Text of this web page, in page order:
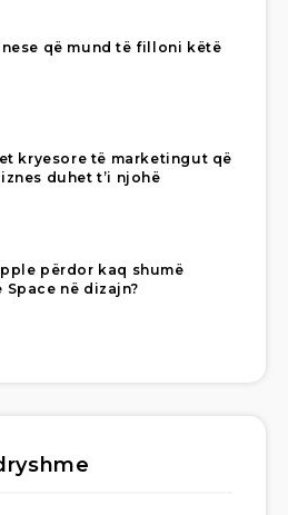
që mund të filloni këtë
kryesore të marketingut që
duhet t’i njohë
përdor kaq shumë
Space në dizajn?